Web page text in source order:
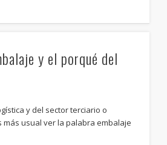
y el porqué del
y del sector terciario o
más usual ver la palabra embalaje